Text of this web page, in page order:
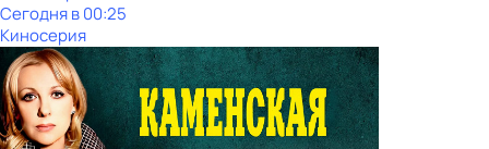
Сегодня в 00:25
Киносерия